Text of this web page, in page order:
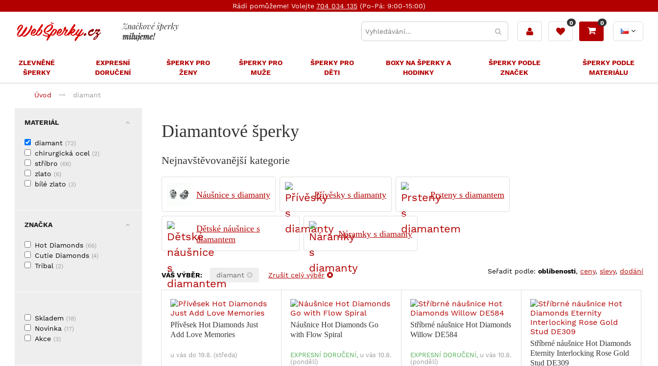
Rádi pomůžeme! Volejte 704 034 135 (Po-Pá: 9:00-15:00)
Značkové šperky
milujeme!
0 0
ZLEVNĚNÉ
ŠPERKY
EXPRESNÍ
DORUČENÍ
ŠPERKY PRO
ŽENY
ŠPERKY PRO
MUŽE
ŠPERKY PRO
DĚTI
BOXY NA ŠPERKY A
HODINKY
ŠPERKY PODLE
ZNAČEK
ŠPERKY PODLE
MATERIÁLU
Úvod diamant
MATERIÁL
diamant (72)
chirurgická ocel (2)
stříbro (66)
zlato (6)
bílé zlato (3)
ZNAČKA
Hot Diamonds (66)
Cutie Diamonds (4)
Tribal (2)
Skladem (18)
Novinka (17)
Akce (3)
Diamantové šperky
Nejnavštěvovanější kategorie
Náušnice s diamanty Přívěsky s diamanty Prsteny s diamantem
Dětské náušnice s
diamantem
Náramky s diamanty
VÁŠ VÝBĚR: diamant Zrušit celý výběr Seřadit podle: oblíbenosti, ceny, slevy, dodání
Přívěsek Hot Diamonds Just
Add Love Memories
u vás do 19.8. (středa)
Náušnice Hot Diamonds Go
with Flow Spiral
EXPRESNÍ DORUČENÍ, u vás 10.8.
(pondělí)
Stříbrné náušnice Hot Diamonds
Willow DE584
EXPRESNÍ DORUČENÍ, u vás 10.8.
(pondělí)
Stříbrné náušnice Hot Diamonds
Eternity Interlocking Rose Gold
Stud DE309